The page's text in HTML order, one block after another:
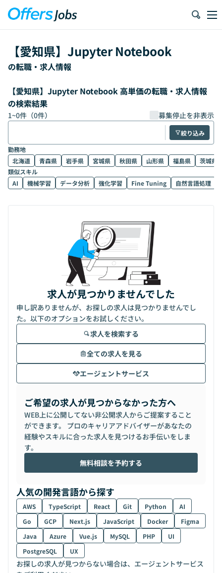
【愛知県】 Jupyter Notebook
の転職・求人情報
【愛知県】Jupyter Notebook 高単価の転職・求人情報
の検索結果
1~0件（0件） 募集停止を非表示
絞り込み
勤務地
北海道
青森県 岩手県 宮城県 秋田県 山形県 福島県
茨城県
類似スキル
AI
機械学習 データ分析 強化学習 Fine Tuning 自然言語処理
求人が見つかりませんでした
申し訳ありませんが、お探しの求人は見つかりませんでし
た。以下のオプションをお試しください。
求人を検索する
全ての求人を見る
エージェントサービス
ご希望の求人が見つからなかった方へ
WEB上に公開してない非公開求人からご提案すること
ができます。 プロのキャリアアドバイザーがあなたの
経験やスキルに合った求人を見つけるお手伝いをしま
す。
無料相談を予約する
人気の開発言語から探す
AWS TypeScript React Git Python
AI
Go
GCP Next.js JavaScript Docker
Figma
Java
Azure Vue.js MySQL PHP
UI
PostgreSQL
UX
お探しの求人が見つからない場合は、エージェントサービス